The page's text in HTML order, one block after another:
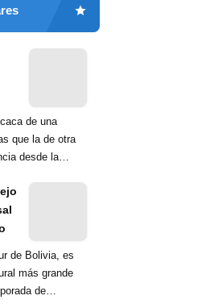
de una
que la de otra
desde la
de Bolivia, es
más grande
de